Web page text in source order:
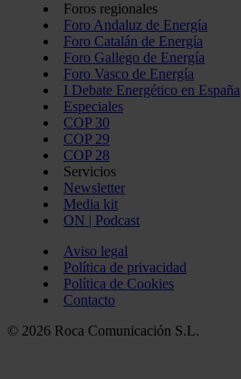
Foros regionales
Foro Andaluz de Energía
Foro Catalán de Energía
Foro Gallego de Energía
Foro Vasco de Energía
I Debate Energético en España
Especiales
COP 30
COP 29
COP 28
Servicios
Newsletter
Media kit
ON | Podcast
Aviso legal
Política de privacidad
Política de Cookies
Contacto
© 2026 Roca Comunicación S.L.